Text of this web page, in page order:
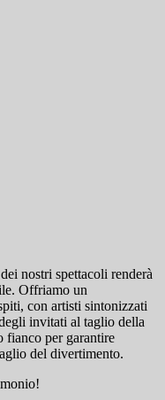
nostri spettacoli renderà
Offriamo un
con artisti sintonizzati
invitati al taglio della
fianco per garantire
del divertimento.